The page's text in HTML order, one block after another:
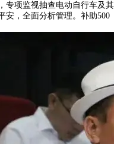
专项监视抽查电动自行车及其
安，全面分析管理。补助500